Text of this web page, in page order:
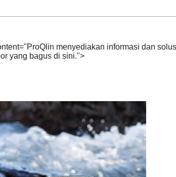
menyediakan informasi dan
yang bagus di sini.">